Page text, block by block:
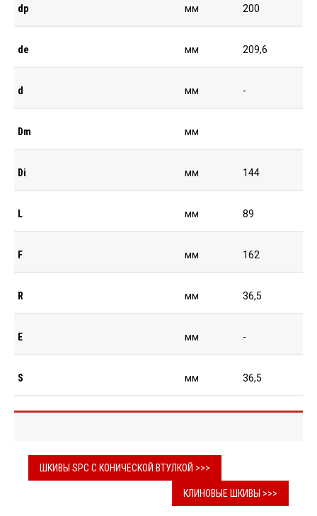
dp мм 200
de мм 209,6
d мм -
Dm мм
Di мм 144
L мм 89
F мм 162
R мм 36,5
E мм -
S мм 36,5
ШКИВЫ SPC С КОНИЧЕСКОЙ ВТУЛКОЙ >>>
КЛИНОВЫЕ ШКИВЫ >>>